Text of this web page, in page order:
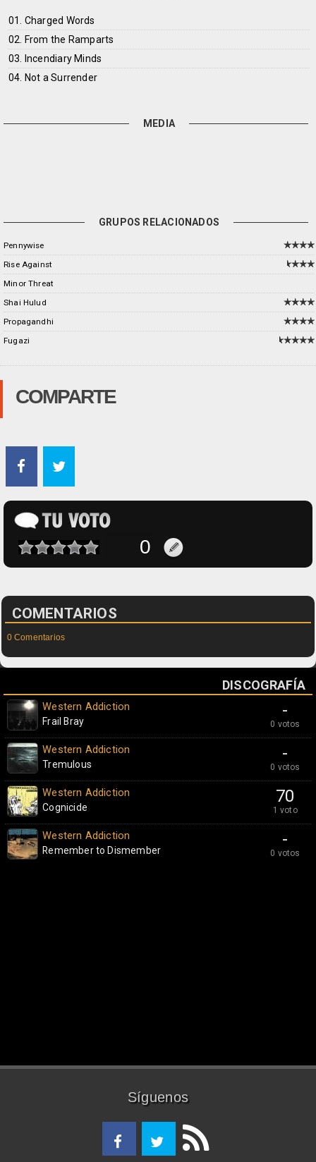
01. Charged Words
02. From the Ramparts
03. Incendiary Minds
04. Not a Surrender
MEDIA
GRUPOS RELACIONADOS
Pennywise
Rise Against
Minor Threat
Shai Hulud
Propagandhi
Fugazi
COMPARTE
COMENTARIOS
0 Comentarios
DISCOGRAFÍA
-
0 votos
Western Addiction
Frail Bray
-
0 votos
Western Addiction
Tremulous
70
1 voto
Western Addiction
Cognicide
-
0 votos
Western Addiction
Remember to Dismember
Síguenos